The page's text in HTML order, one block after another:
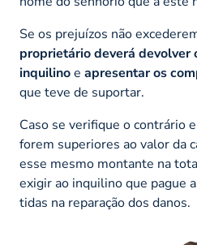
Se os prejuízos não
proprietário deverá devolver
inquilinoe apresentar os
que teve de suportar.
Caso se verifique o contrário
forem superiores ao valor da
esse mesmo montante na
exigir ao inquilino que pague
tidas na reparação dos danos.